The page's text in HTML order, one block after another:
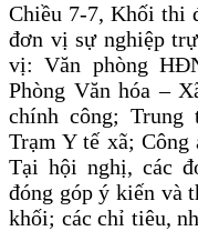
Chiều 7-7, Khối thi
đơn vị sự nghiệp
vị: Văn phòng
Phòng Văn hóa –
chính công; Trung
Trạm Y tế xã; Công
Tại hội nghị, các
đóng góp ý kiến và
khối; các chỉ tiêu,